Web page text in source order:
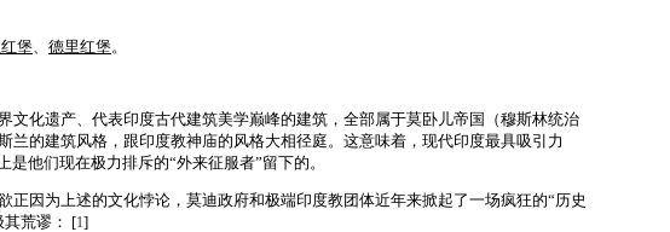
堡、 德里红堡。
文化遗产、代表印度古代建筑美学巅峰的建筑，全部属于莫卧儿帝国（穆斯林统治
兰的建筑风格，跟印度教神庙的风格大相径庭。这意味着，现代印度最具吸引力
是他们现在极力排斥的“外来征服者”留下的。
正因为上述的文化悖论，莫迪政府和极端印度教团体近年来掀起了一场疯狂的“历史
其荒谬： [1]